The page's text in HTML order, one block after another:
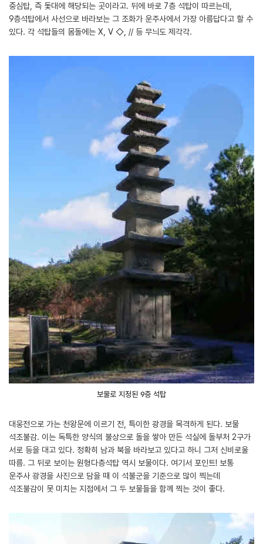
중심탑, 즉 돛대에 해당되는 곳이라고. 뒤에 바로 7층 석탑이 따르는데,
9층석탑에서 사선으로 바라보는 그 조화가 운주사에서 가장 아름답다고 할 수
있다. 각 석탑들의 몸돌에는 X, V ◇, // 등 무늬도 제각각.
보물로 지정된 9층 석탑
대웅전으로 가는 천왕문에 이르기 전, 특이한 광경을 목격하게 된다. 보물
석조불감. 이는 독특한 양식의 불상으로 돌을 쌓아 만든 석실에 돌부처 2구가
서로 등을 대고 있다. 정확히 남과 북을 바라보고 있다고 하니 그저 신비로울
따름. 그 뒤로 보이는 원형다층석탑 역시 보물이다. 여기서 포인트! 보통
운주사 광경을 사진으로 담을 때 이 석불군을 기준으로 많이 찍는데
석조불감이 못 미치는 지점에서 그 두 보물들을 함께 찍는 것이 좋다.